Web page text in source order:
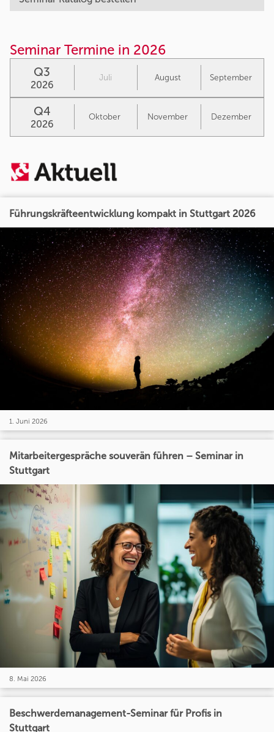
Führungskräfteentwicklung kompakt in Stuttgart 2026
1. Juni 2026
Mitarbeitergespräche souverän führen – Seminar in
Stuttgart
8. Mai 2026
Beschwerdemanagement-Seminar für Profis in
Stuttgart
Seminar Termine in 2026
Q3
2026
Juli August September
Q4
2026
Oktober November Dezember